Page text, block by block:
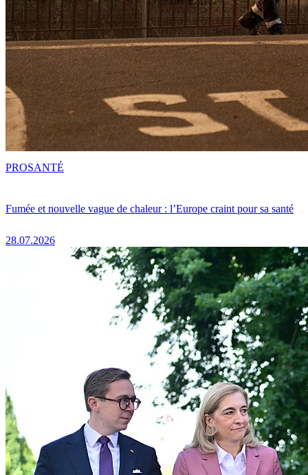
Fumée et nouvelle vague de chaleur : l’Europe craint pour sa santé
28.07.2026
PROSANTÉ